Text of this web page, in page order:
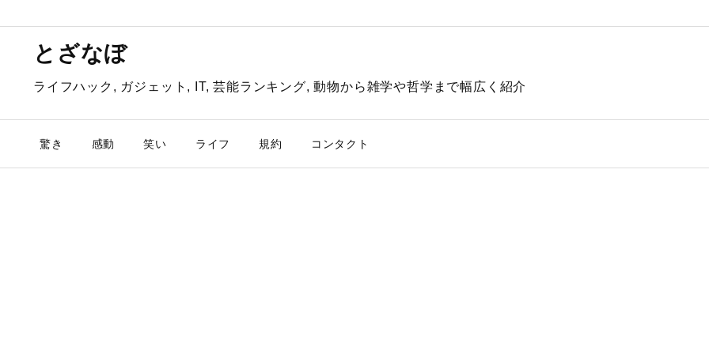
とざなぼ
ライフハック, ガジェット, IT, 芸能ランキング, 動物から雑学や哲学まで幅広く紹介
驚き 感動 笑い ライフ 規約 コンタクト